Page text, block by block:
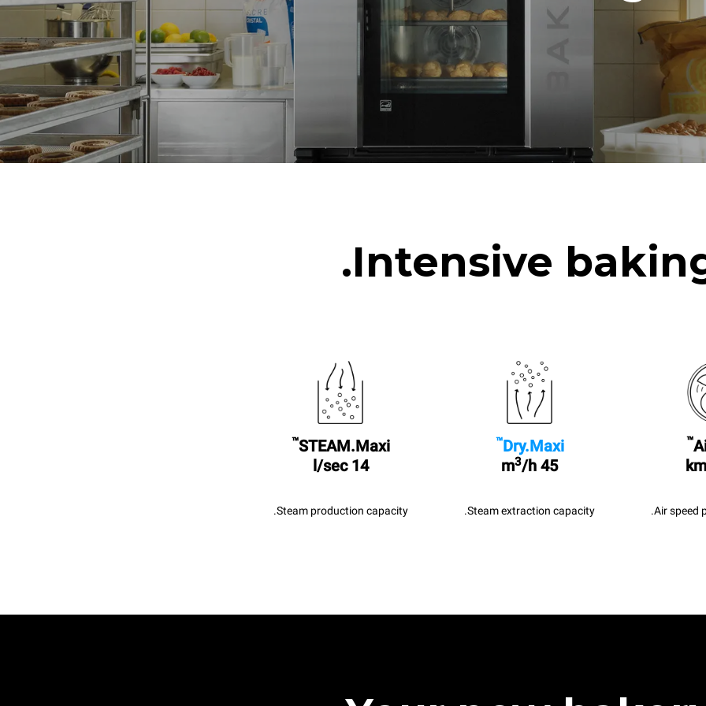
Intensive
™
Air speed
Dry.Maxi
™
45 m
3/h
Steam extraction capacity.
STEAM.Maxi
™
14 l/sec
Steam production capacity.